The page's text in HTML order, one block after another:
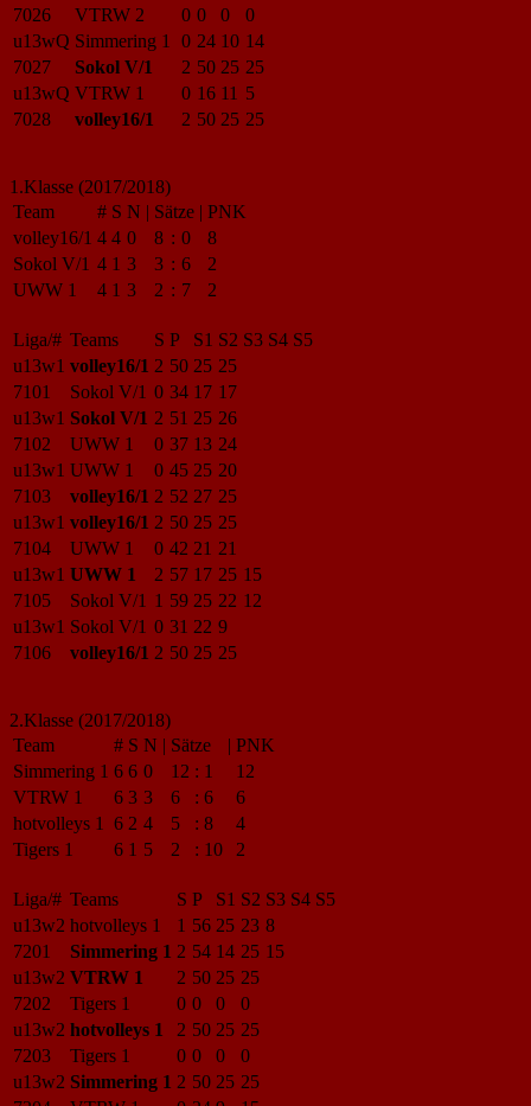
7026
VTRW 2 0 0 0
0
u13wQ Simmering 1 0 24 10 14
7027
Sokol V/1 2 50 25 25
u13wQ VTRW 1 0 16 11 5
7028
volley16/1 2 50 25 25
1.Klasse (2017/2018)
Team
# S N | Sätze | PNK
volley16/1 4 4 0 8 : 0
8
Sokol V/1 4 1 3 3 : 6
2
UWW 1
4 1 3 2 : 7 2
Liga/# Teams S P S1 S2 S3 S4 S5
u13w1 volley16/1 2 50 25 25
7101
Sokol V/1 0 34 17 17
u13w1 Sokol V/1 2 51 25 26
7102
UWW 1 0 37 13 24
u13w1 UWW 1 0 45 25 20
7103
volley16/1 2 52 27 25
u13w1 volley16/1 2 50 25 25
7104
UWW 1 0 42 21 21
u13w1 UWW 1 2 57 17 25 15
7105
Sokol V/1 1 59 25 22 12
u13w1 Sokol V/1 0 31 22 9
7106
volley16/1 2 50 25 25
2.Klasse (2017/2018)
Team
# S N | Sätze | PNK
Simmering 1 6 6 0 12 : 1
12
VTRW 1
6 3 3 6 : 6
6
hotvolleys 1
6 2 4 5 : 8
4
Tigers 1
6 1 5 2 : 10 2
Liga/# Teams S P S1 S2 S3 S4 S5
u13w2 hotvolleys 1 1 56 25 23 8
7201
Simmering 1 2 54 14 25 15
u13w2 VTRW 1 2 50 25 25
7202
Tigers 1 0 0 0
0
u13w2 hotvolleys 1 2 50 25 25
7203
Tigers 1 0 0 0
0
u13w2 Simmering 1 2 50 25 25